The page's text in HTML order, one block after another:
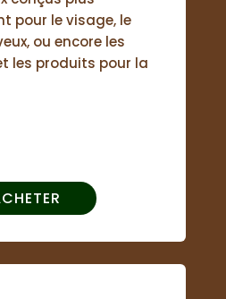
pour le visage, le
ou encore les
les produits pour la